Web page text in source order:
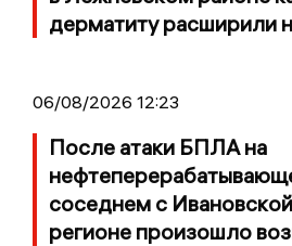
дерматиту расширили
06/08/2026 12:23
После атаки БПЛА на
соседнем с
регионе произошло